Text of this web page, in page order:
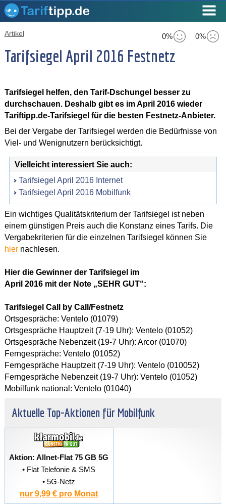
0% 0%
Artikel
Tarifsiegel April 2016 Festnetz
Tarifsiegel helfen, den Tarif-Dschungel besser zu
durchschauen. Deshalb gibt es im April 2016 wieder
Tariftipp.de-Tarifsiegel für die besten Festnetz-Anbieter.
Bei der Vergabe der Tarifsiegel werden die Bedürfnisse von
Viel- und Wenignutzern berücksichtigt.
Vielleicht interessiert Sie auch:
Tarifsiegel April 2016 Internet
Tarifsiegel April 2016 Mobilfunk
Ein wichtiges Qualitätskriterium der Tarifsiegel ist neben
einem günstigen Preis auch die Konstanz eines Tarifs. Die
Vergabekriterien für die einzelnen Tarifsiegel können Sie
hiernachlesen.
Hier die Gewinner der Tarifsiegel im
April 2016 mit der Note „SEHR GUT“:
Tarifsiegel Call by Call/Festnetz
Ortsgespräche: Ventelo (01079)
Ortsgespräche Hauptzeit (7-19 Uhr): Ventelo (01052)
Ortsgespräche Nebenzeit (19-7 Uhr): Arcor (01070)
Ferngespräche: Ventelo (01052)
Ferngespräche Hauptzeit (7-19 Uhr): Ventelo (010052)
Ferngespräche Nebenzeit (19-7 Uhr): Ventelo (01052)
Mobilfunk national: Ventelo (01040)
Aktuelle Top-Aktionen für Mobilfunk
Aktion: Allnet-Flat 75 GB 5G
• Flat Telefonie & SMS
• 5G-Netz
nur 9,99 € pro Monat